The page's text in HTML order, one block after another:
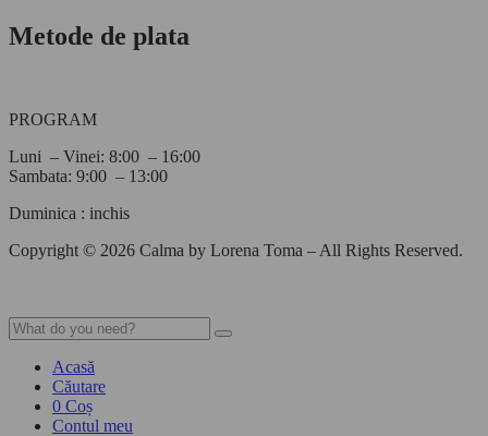
Metode de plata
PROGRAM
Luni – Vinei: 8:00 – 16:00
Sambata: 9:00 – 13:00
Duminica : inchis
Copyright © 2026 Calma by Lorena Toma – All Rights Reserved.
Acasă
Căutare
0 Coș
Contul meu